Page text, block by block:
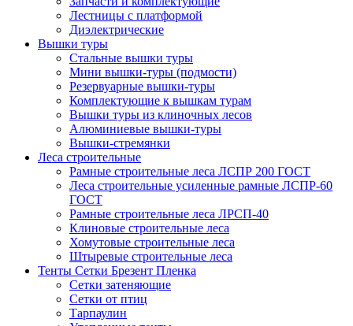
Лестницы с платформой
Диэлектрические
Вышки туры
Стальные вышки туры
Мини вышки-туры (подмости)
Резервуарные вышки-туры
Комплектующие к вышкам турам
Вышки туры из клиночных лесов
Алюминиевые вышки-туры
Вышки-стремянки
Леса строительные
Рамные строительные леса ЛСПР 200 ГОСТ
Леса строительные усиленные рамные ЛСПР-60
ГОСТ
Рамные строительные леса ЛРСП-40
Клиновые строительные леса
Хомутовые строительные леса
Штыревые строительные леса
Тенты Сетки Брезент Пленка
Сетки затеняющие
Сетки от птиц
Тарпаулин